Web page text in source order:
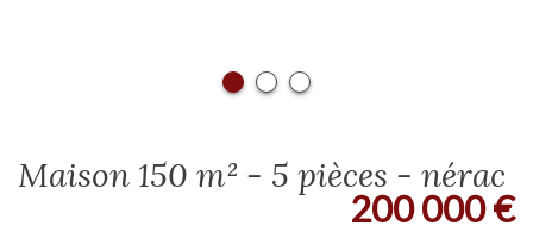
maison 150 m² - 5 pièces - nérac
200 000€